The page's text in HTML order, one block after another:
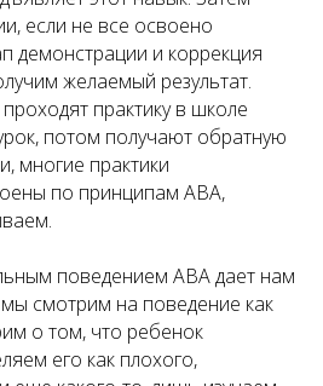
если не все освоено
демонстрации и коррекция
желаемый результат.
практику в школе
потом получают обратную
многие практики
по принципам ABA,
поведением ABA дает нам
мы смотрим на поведение как
о том, что ребенок
его как плохого,